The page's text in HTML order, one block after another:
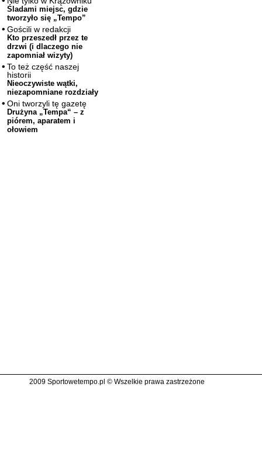
Śladami miejsc, gdzie
tworzyło się „Tempo”
Gościli w redakcji
Kto przeszedł przez te
drzwi (i dlaczego nie
zapomniał wizyty)
To też część naszej
historii
Nieoczywiste wątki,
niezapomniane rozdziały
Oni tworzyli tę gazetę
Drużyna „Tempa“ – z
piórem, aparatem i
ołowiem
2009 Sportowetempo.pl © Wszelkie prawa zastrzeżone